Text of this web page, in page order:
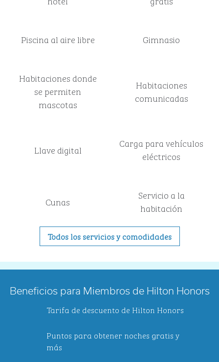
Piscina al aire libre Gimnasio
Habitaciones donde
se permiten
mascotas
Habitaciones
comunicadas
Llave digital
Carga para vehículos
eléctricos
Cunas
Servicio a la
habitación
Todos los servicios y comodidades
Beneficios para Miembros de Hilton Honors
Tarifa de descuento de Hilton Honors
Puntos para obtener noches gratis y
más